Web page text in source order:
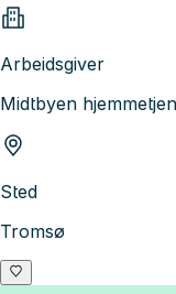
Arbeidsgiver
Midtbyen
Sted
Tromsø